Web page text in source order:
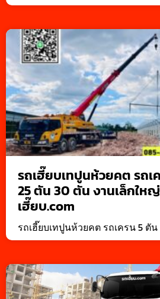
รถเฮี๊ยบเทปูนห้วยคต รถเ
25 ตัน 30 ตัน งานเล็กให
เฮี๊ยบ.com
รถเฮี๊ยบเทปูนห้วยคต รถเครน 5 ตัน